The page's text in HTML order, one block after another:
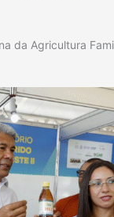
da Agricultura